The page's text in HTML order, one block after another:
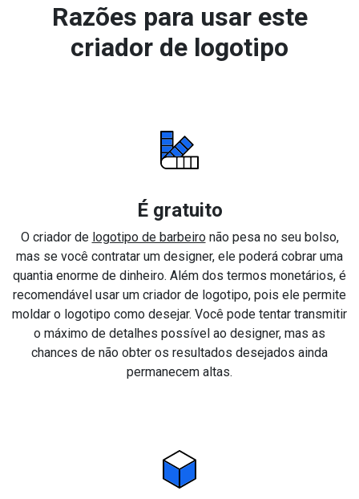
Razões para usar este
criador de logotipo
É gratuito
O criador de logotipo de barbeironão pesa no seu bolso,
mas se você contratar um designer, ele poderá cobrar uma
quantia enorme de dinheiro. Além dos termos monetários, é
recomendável usar um criador de logotipo, pois ele permite
moldar o logotipo como desejar. Você pode tentar transmitir
o máximo de detalhes possível ao designer, mas as
chances de não obter os resultados desejados ainda
permanecem altas.